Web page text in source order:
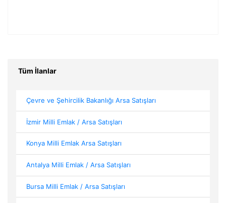
Tüm İlanlar
Çevre ve Şehircilik Bakanlığı Arsa Satışları
İzmir Milli Emlak / Arsa Satışları
Konya Milli Emlak Arsa Satışları
Antalya Milli Emlak / Arsa Satışları
Bursa Milli Emlak / Arsa Satışları